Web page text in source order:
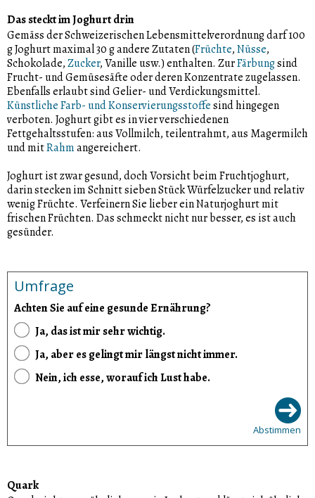
Das steckt im Joghurt drin
Gemäss der Schweizerischen Lebensmittelverordnung darf 100
g Joghurt maximal 30 g andere Zutaten (Früchte,Nüsse,
Schokolade,Zucker, Vanille usw.) enthalten. ZurFärbungsind
Frucht- und Gemüsesäfte oder deren Konzentrate zugelassen.
Ebenfalls erlaubt sind Gelier- und Verdickungsmittel.
Künstliche Farb- und Konservierungsstoffesind hingegen
verboten. Joghurt gibt es in vier verschiedenen
Fettgehaltsstufen: aus Vollmilch, teilentrahmt, aus Magermilch
und mitRahmangereichert.
Joghurt ist zwar gesund, doch Vorsicht beim Fruchtjoghurt,
darin stecken im Schnitt sieben Stück Würfelzucker und relativ
wenig Früchte. Verfeinern Sie lieber ein Naturjoghurt mit
frischen Früchten. Das schmeckt nicht nur besser, es ist auch
gesünder.
Umfrage
Achten Sie auf eine gesunde Ernährung?
Ja, das ist mir sehr wichtig.
Ja, aber es gelingt mir längst nicht immer.
Nein, ich esse, worauf ich Lust habe.
Abstimmen
Quark